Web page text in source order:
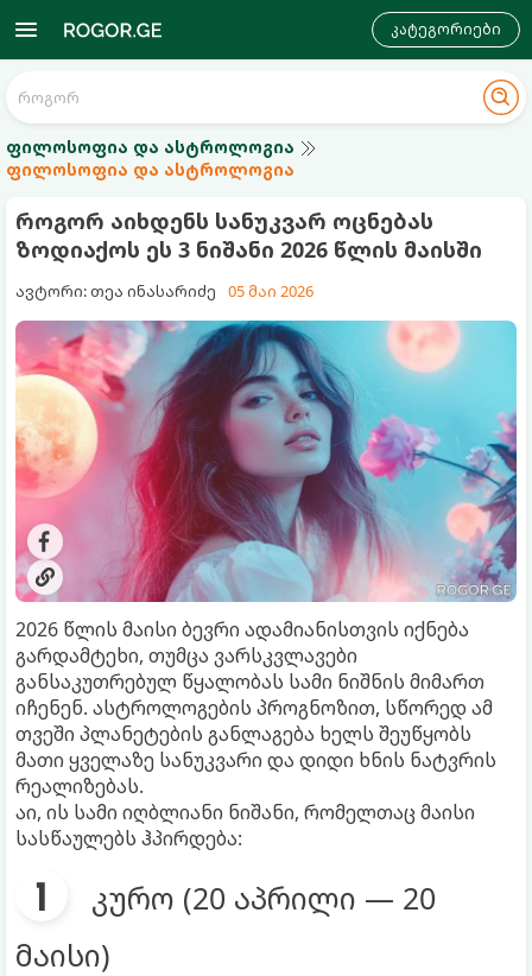
კატეგორიები
ფილოსოფია და ასტროლოგია
ფილოსოფია და ასტროლოგია
როგორ აიხდენს სანუკვარ ოცნებას
ზოდიაქოს ეს 3 ნიშანი 2026 წლის მაისში
ავტორი: თეა ინასარიძე 05 მაი 2026
2026 წლის მაისი ბევრი ადამიანისთვის იქნება
გარდამტეხი, თუმცა ვარსკვლავები
განსაკუთრებულ წყალობას სამი ნიშნის მიმართ
იჩენენ. ასტროლოგების პროგნოზით, სწორედ ამ
თვეში პლანეტების განლაგება ხელს შეუწყობს
მათი ყველაზე სანუკვარი და დიდი ხნის ნატვრის
რეალიზებას.
აი, ის სამი იღბლიანი ნიშანი, რომელთაც მაისი
სასწაულებს ჰპირდება:
კურო (20 აპრილი — 20
მაისი)